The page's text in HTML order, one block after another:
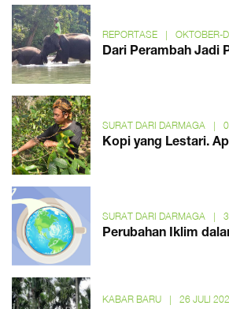
REPORTASE | OKTOBER-
Dari Perambah Jadi
SURAT DARI DARMAGA |
Kopi yang Lestari.
SURAT DARI DARMAGA |
Perubahan Iklim
KABAR BARU | 26 JULI